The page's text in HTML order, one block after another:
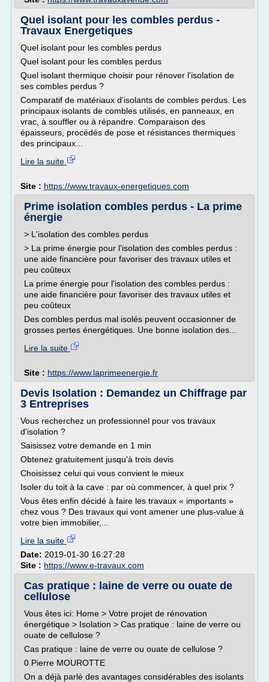
Quel isolant pour les combles perdus -
Travaux Energetiques
Quel isolant pour les combles perdus
Quel isolant pour les combles perdus
Quel isolant thermique choisir pour rénover l'isolation de
ses combles perdus ?
Comparatif de matériaux d'isolants de combles perdus. Les
principaux isolants de combles utilisés, en panneaux, en
vrac, à souffler ou à répandre. Comparaison des
épaisseurs, procédés de pose et résistances thermiques
des principaux...
Lire la suite
Site : https://www.travaux-energetiques.com
Prime isolation combles perdus - La prime
énergie
> L'isolation des combles perdus
> La prime énergie pour l'isolation des combles perdus :
une aide financière pour favoriser des travaux utiles et
peu coûteux
La prime énergie pour l'isolation des combles perdus :
une aide financière pour favoriser des travaux utiles et
peu coûteux
Des combles perdus mal isolés peuvent occasionner de
grosses pertes énergétiques. Une bonne isolation des...
Lire la suite
Site : https://www.laprimeenergie.fr
Devis Isolation : Demandez un Chiffrage par
3 Entreprises
Vous recherchez un professionnel pour vos travaux
d'isolation ?
Saisissez votre demande en 1 min
Obtenez gratuitement jusqu'à trois devis
Choisissez celui qui vous convient le mieux
Isoler du toit à la cave : par où commencer, à quel prix ?
Vous êtes enfin décidé à faire les travaux « importants »
chez vous ? Des travaux qui vont amener une plus-value à
votre bien immobilier,...
Lire la suite
Date: 2019-01-30 16:27:28
Site : https://www.e-travaux.com
Cas pratique : laine de verre ou ouate de
cellulose
Vous êtes ici: Home > Votre projet de rénovation
énergétique > Isolation > Cas pratique : laine de verre ou
ouate de cellulose ?
Cas pratique : laine de verre ou ouate de cellulose ?
0 Pierre MOUROTTE
On a déjà parlé des avantages considérables des isolants